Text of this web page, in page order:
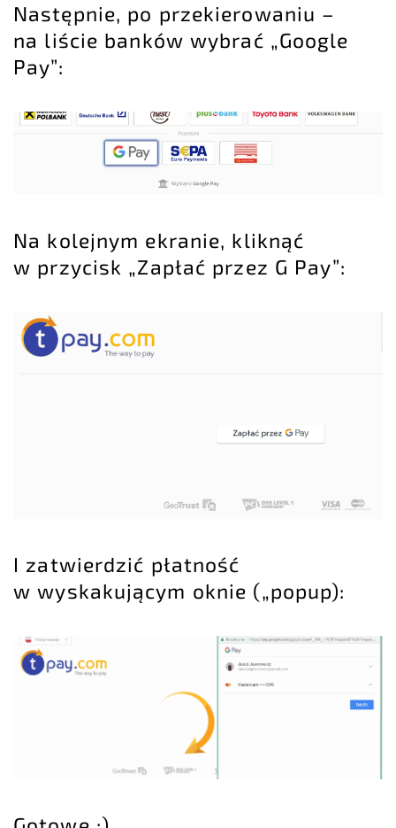
Następnie, po przekierowaniu –
na liście banków wybrać „Google
Pay”:
Na kolejnym ekranie, kliknąć
w przycisk „Zapłać przez G Pay”:
I zatwierdzić płatność
w wyskakującym oknie („popup):